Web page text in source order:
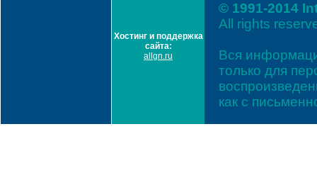
Хостинг и поддержка
сайта:
allgn.ru
© 1991-2014
All rights
Вся
только для
как с